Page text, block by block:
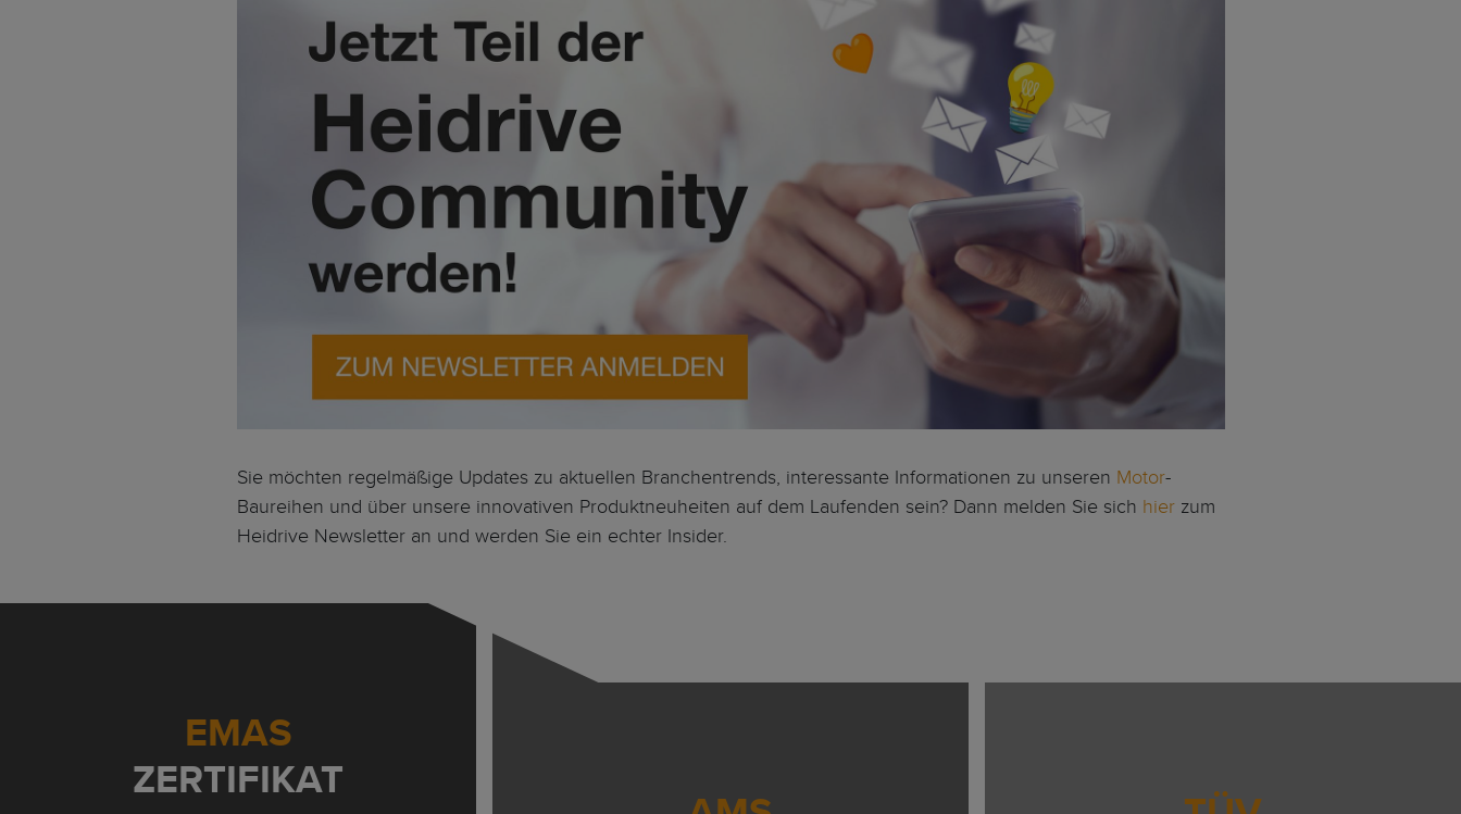
Sie möchten regelmäßige Updates zu aktuellen Branchentrends, interessante Informationen zu unseren Motor-
Baureihen und über unsere innovativen Produktneuheiten auf dem Laufenden sein? Dann melden Sie sich hierzum
Heidrive Newsletter an und werden Sie ein echter Insider.
EMAS
ZERTIFIKAT